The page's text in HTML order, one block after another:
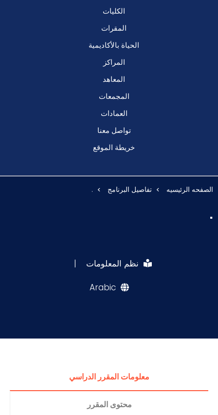
الكليات
المقرات
الحياة بالأكاديمية
المراكز
المعاهد
المجمعات
العمادات
تواصل معنا
خريطة الموقع
الصفحه الرئيسيه تفاصيل البرنامج .
.
نظم المعلومات |
Arabic
معلومات المقرر الدراسي
محتوى المقرر